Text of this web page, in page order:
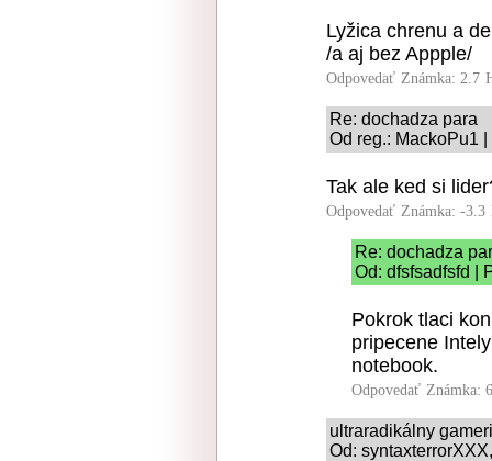
Lyžica chrenu a
/a aj bez Appple/
Odpovedať Známka: 2.7
Re: dochadza para
Od reg.: MackoPu1
Tak ale ked si
Odpovedať Známka: -3.3
Re: dochadza
Od: dfsfsadfsfd |
Pokrok tlaci
pripecene
notebook.
Odpovedať Známka:
ultraradikálny
Od: